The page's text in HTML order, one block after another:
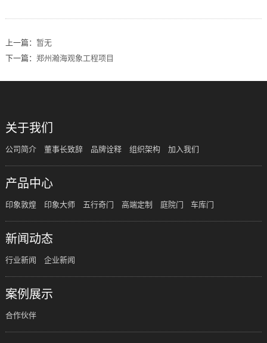
上一篇： 暂无
下一篇： 郑州瀚海观象工程项目
关于我们
公司简介 董事长致辞 品牌诠释 组织架构 加入我们
产品中心
印象敦煌 印象大师 五行奇门 高端定制 庭院门 车库门
新闻动态
行业新闻 企业新闻
案例展示
合作伙伴